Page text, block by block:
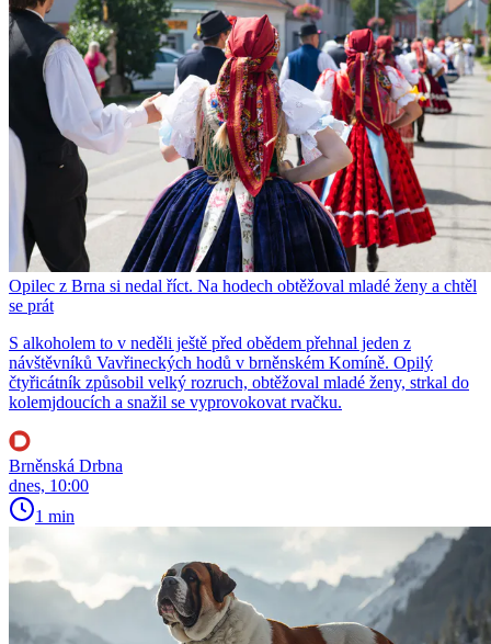
Opilec z Brna si nedal říct. Na hodech obtěžoval mladé ženy a chtěl
se prát
S alkoholem to v neděli ještě před obědem přehnal jeden z
návštěvníků Vavřineckých hodů v brněnském Komíně. Opilý
čtyřicátník způsobil velký rozruch, obtěžoval mladé ženy, strkal do
kolemjdoucích a snažil se vyprovokovat rvačku.
Brněnská Drbna
dnes, 10:00
1 min